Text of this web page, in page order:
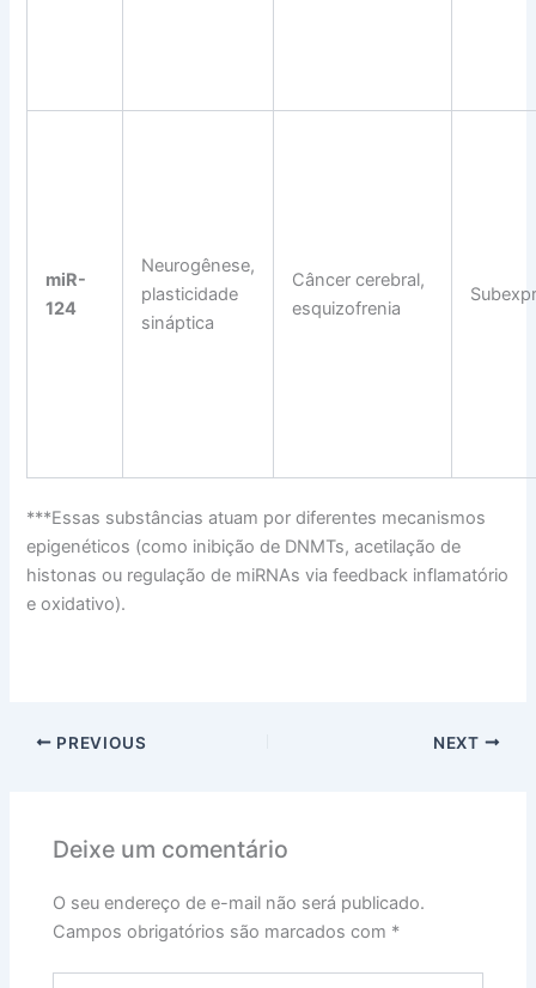
miR-
124
Neurogênese,
plasticidade
sináptica
Câncer cerebral,
esquizofrenia
***Essas substâncias atuam por diferentes mecanismos
epigenéticos (como inibição de DNMTs, acetilação de
histonas ou regulação de miRNAs via feedback inflamatório
e oxidativo).
PREVIOUS NEXT
Deixe um comentário
O seu endereço de e-mail não será publicado.
Campos obrigatórios são marcados com *